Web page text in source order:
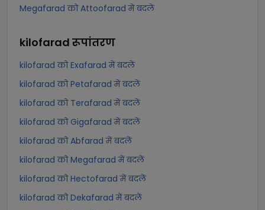
Megafarad को Attoofarad में बदलें
kilofarad रूपांतरण
kilofarad को Exafarad में बदलें
kilofarad को Petafarad में बदलें
kilofarad को Terafarad में बदलें
kilofarad को Gigafarad में बदलें
kilofarad को Abfarad में बदलें
kilofarad को Megafarad में बदलें
kilofarad को Hectofarad में बदलें
kilofarad को Dekafarad में बदलें